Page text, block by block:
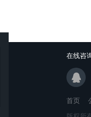
在线咨
首页